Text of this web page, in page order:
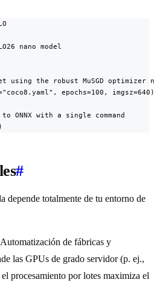
nano model
using the robust MuSGD optimizer
epochs=100, imgsz=640)
ONNX with a single command
#
depende totalmente de tu entorno de
Automatización de fábricas y
las GPUs de grado servidor (p. ej.,
procesamiento por lotes maximiza el